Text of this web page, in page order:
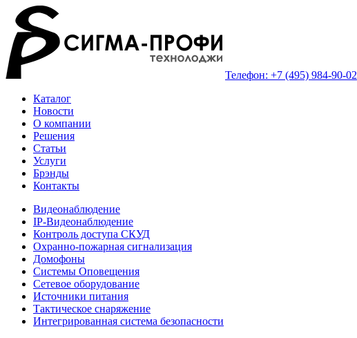
Телефон: +7 (495) 984-90-02
Каталог
Новости
О компании
Решения
Статьи
Услуги
Брэнды
Контакты
Видеонаблюдение
IP-Видеонаблюдение
Контроль доступа СКУД
Охранно-пожарная сигнализация
Домофоны
Системы Оповещения
Сетевое оборудование
Источники питания
Тактическое снаряжение
Интегрированная система безопасности